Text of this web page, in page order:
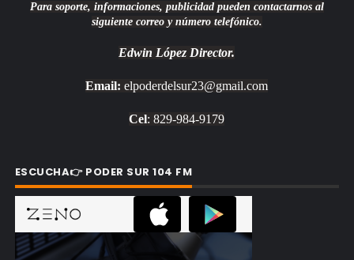
Para soporte, informaciones, publicidad pueden contactarnos al
siguiente correo y número telefónico.
Edwin López Director.
Email: elpoderdelsur23@gmail.com
Cel: 829-984-9179
ESCUCHA👉 PODER SUR 104 FM